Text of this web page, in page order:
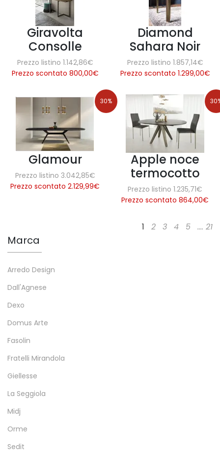
Giravolta
Consolle
Prezzo listino 1.142,86€
Prezzo scontato 800,00€
Diamond
Sahara Noir
Prezzo listino 1.857,14€
Prezzo scontato 1.299,00€
30%
Glamour
Prezzo listino 3.042,85€
Prezzo scontato 2.129,99€
Apple noce
termocotto
Prezzo listino 1.235,71€
Prezzo scontato 864,00€
1 2 3 4 5 .... 21
Marca
Arredo Design
Dall'Agnese
Dexo
Domus Arte
Fasolin
Fratelli Mirandola
Giellesse
La Seggiola
Midj
Orme
Sedit